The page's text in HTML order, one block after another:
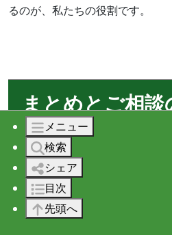
るのが、私たちの役割です。
まとめとご相談
メニュー
検索
シェア
目次
先頭へ